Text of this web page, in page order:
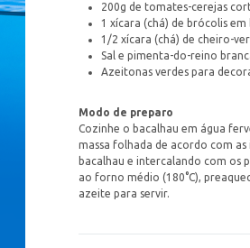
200g de tomates-cerejas
1 xícara (chá) de brócolis em
1/2 xícara (chá) de cheiro-
Sal e pimenta-do-reino
Azeitonas verdes para
Modo de preparo
Cozinhe o bacalhau em água
massa folhada de acordo com
bacalhau e intercalando com os
ao forno médio (180°C),
azeite para servir.